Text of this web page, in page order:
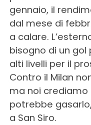
gennaio, il
dal mese di
a calare.
bisogno di un
alti livelli per il
Contro il Milan
ma noi
potrebbe
a San Siro.